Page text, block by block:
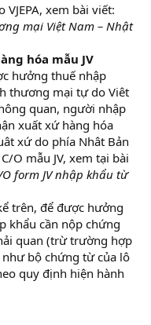
xem bài viết:
mại Việt Nam – Nhật
hóa mẫu JV
hưởng thuế nhập
thương mại tự do Viêt
quan, người nhập
xuất xứ hàng hóa
xứ do phía Nhât Bản
O mẫu JV, xem tại bài
form JV nhập khẩu từ
trên, để được hưởng
khẩu cần nộp chứng
quan (trừ trường hợp
bộ chứng từ của lô
quy định hiện hành